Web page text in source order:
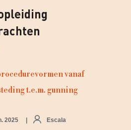
vanaf
t.e.m. gunning
2025 Escala